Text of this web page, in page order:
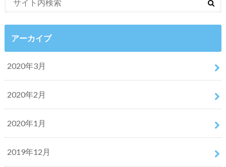
アーカイブ
2020年3月
2020年2月
2020年1月
2019年12月